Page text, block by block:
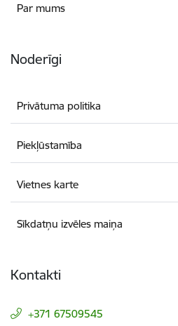
Par mums
Noderīgi
Privātuma politika
Piekļūstamība
Vietnes karte
Sīkdatņu izvēles maiņa
Kontakti
+371 67509545